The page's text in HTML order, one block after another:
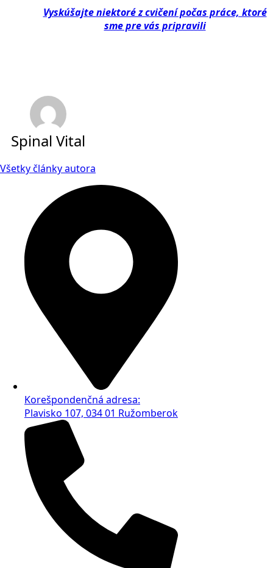
Vyskúšajte niektoré z cvičení počas práce, ktoré
sme pre vás pripravili
Spinal Vital
Všetky články autora
Korešpondenčná adresa:
Plavisko 107, 034 01 Ružomberok